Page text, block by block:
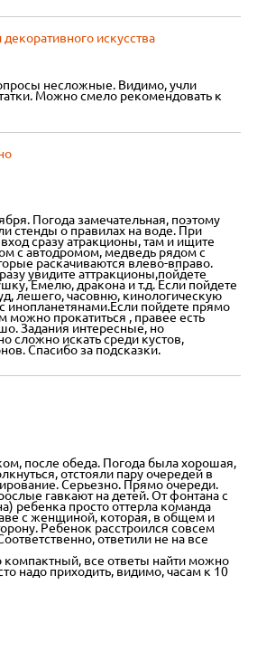
искусства
несложные. Видимо, учли
Можно смело рекомендовать к
Погода замечательная, поэтому
стенды о правилах на воде. При
сразу атракционы, там и ищите
с автодромом, медведь рядом с
раскачиваются влево-вправо.
увидите аттракционы,пойдете
Емелю, дракона и т.д. Если пойдете
лешего, часовню, кинологическую
инопланетянами.Если пойдете прямо
можно прокатиться , правее есть
Задания интересные, но
сложно искать среди кустов,
Спасибо за подсказки.
после обеда. Погода была хорошая,
отстояли пару очередей в
Серьезно. Прямо очереди.
гавкают на детей. От фонтана с
ребенка просто оттерла команда
с женщиной, которая, в общем и
Ребенок расстроился совсем
ответили не на все
компактный, все ответы найти можно
надо приходить, видимо, часам к 10